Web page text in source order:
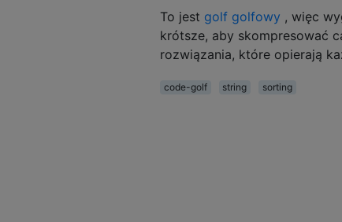
almanac
child
To jest golf golfowy , więc
krótsze, aby skompresować
rozwiązania, które opierają
code-golf string sorting